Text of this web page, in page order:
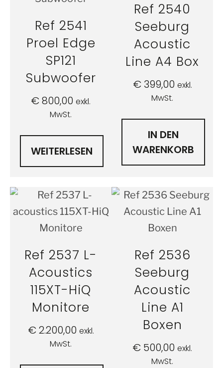
Ref 2541
Proel Edge
SP121
Subwoofer
€800,00 exkl.
MwSt.
WEITERLESEN
Ref 2540
Seeburg
Acoustic
Line A4 Box
€399,00 exkl.
MwSt.
IN DEN
WARENKORB
Ref 2537 L-
Acoustics
115XT-HiQ
Monitore
€2.200,00 exkl.
MwSt.
Ref 2536
Seeburg
Acoustic
Line A1
Boxen
€ 500,00 exkl.
MwSt.